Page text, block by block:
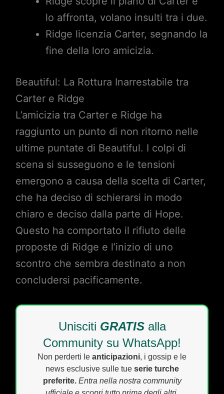
lo affronta, volano insulti tra i due.
Ridge licenzia Carter, segnando la
fine della loro amicizia.
Beautiful: La Rottura Inarrestabile tra
Carter e Ridge
L’amicizia tra Carter e Ridge ha
raggiunto un punto di non ritorno nelle
ultime puntate di Beautiful. I colpi di
scena si susseguono e le tensioni
emergono a causa della scelta di Carter,
che ha deciso di schierarsi in modo
chiaro e deciso dalla parte di Hope.
Questo ha comportato il rifiuto delle
proposte di Ridge e l’inizio di uno
scontro che sembra destinato a non
concludersi pacificamente.
Unisciti GRATISalla
Community su WhatsApp!
Non perderti le anticipazioni, i gossip e le
news esclusive sulle tue serie turche
preferite. Entra nella nostra community